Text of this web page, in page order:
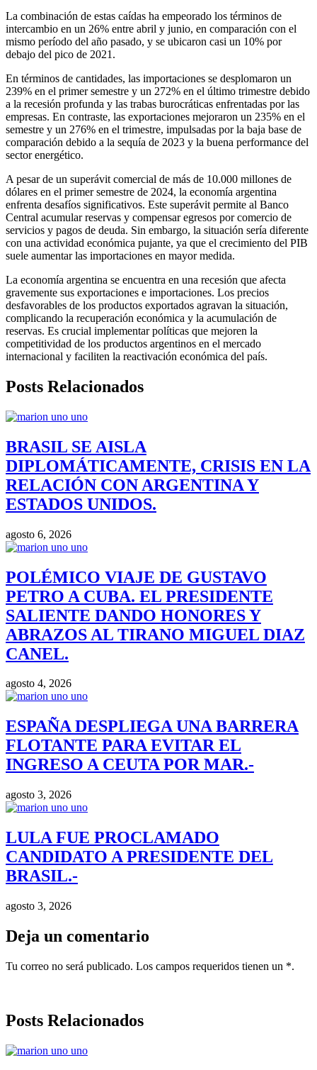
La combinación de estas caídas ha empeorado los términos de
intercambio en un 26% entre abril y junio, en comparación con el
mismo período del año pasado, y se ubicaron casi un 10% por
debajo del pico de 2021.
En términos de cantidades, las importaciones se desplomaron un
239% en el primer semestre y un 272% en el último trimestre debido
a la recesión profunda y las trabas burocráticas enfrentadas por las
empresas. En contraste, las exportaciones mejoraron un 235% en el
semestre y un 276% en el trimestre, impulsadas por la baja base de
comparación debido a la sequía de 2023 y la buena performance del
sector energético.
A pesar de un superávit comercial de más de 10.000 millones de
dólares en el primer semestre de 2024, la economía argentina
enfrenta desafíos significativos. Este superávit permite al Banco
Central acumular reservas y compensar egresos por comercio de
servicios y pagos de deuda. Sin embargo, la situación sería diferente
con una actividad económica pujante, ya que el crecimiento del PIB
suele aumentar las importaciones en mayor medida.
La economía argentina se encuentra en una recesión que afecta
gravemente sus exportaciones e importaciones. Los precios
desfavorables de los productos exportados agravan la situación,
complicando la recuperación económica y la acumulación de
reservas. Es crucial implementar políticas que mejoren la
competitividad de los productos argentinos en el mercado
internacional y faciliten la reactivación económica del país.
Posts Relacionados
BRASIL SE AISLA
DIPLOMÁTICAMENTE, CRISIS EN LA
RELACIÓN CON ARGENTINA Y
ESTADOS UNIDOS.
agosto 6, 2026
POLÉMICO VIAJE DE GUSTAVO
PETRO A CUBA. EL PRESIDENTE
SALIENTE DANDO HONORES Y
ABRAZOS AL TIRANO MIGUEL DIAZ
CANEL.
agosto 4, 2026
ESPAÑA DESPLIEGA UNA BARRERA
FLOTANTE PARA EVITAR EL
INGRESO A CEUTA POR MAR.-
agosto 3, 2026
LULA FUE PROCLAMADO
CANDIDATO A PRESIDENTE DEL
BRASIL.-
agosto 3, 2026
Deja un comentario
Tu correo no será publicado. Los campos requeridos tienen un *.
Posts Relacionados